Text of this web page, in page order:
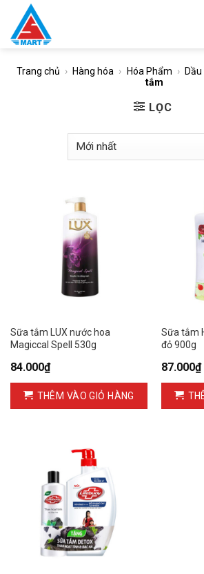
content
Trang chủ › Hàng hóa › Hóa Phẩm ›
tắm
LỌC
Sữa tắm LUX nước hoa
Magiccal Spell 530g
84.000₫
THÊM VÀO GIỎ HÀNG
Sữa tắm
đỏ 900g
87.000₫